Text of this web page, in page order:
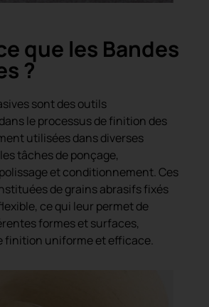
que les Bandes
?
sont des outils
le processus de finition des
utilisées dans diverses
tâches de ponçage,
et conditionnement. Ces
de grains abrasifs fixés
ce qui leur permet de
formes et surfaces,
finition uniforme et efficace.